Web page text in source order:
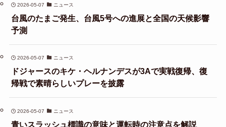
2026-05-07 ニュース
台風のたまご発生、台風5号への進展と全国の天候影響
予測
2026-05-07 ニュース
ドジャースのキケ・ヘルナンデスが3Aで実戦復帰、復
帰戦で素晴らしいプレーを披露
2026-05-07 ニュース
青いスラッシュ標識の意味と運転時の注意点を解説